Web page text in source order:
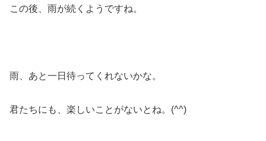
この後、雨が続くようですね。
雨、あと一日待ってくれないかな。
君たちにも、楽しいことがないとね。(^^)